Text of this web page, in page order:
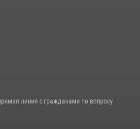
Оренбургской области подвели итоги
за первое полугодие 2026 года
линия с гражданами по вопросу